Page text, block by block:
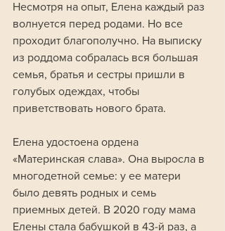
Несмотря на опыт, Елена каждый раз
волнуется перед родами. Но все
проходит благополучно. На выписку
из роддома собралась вся большая
семья, братья и сестры пришли в
голубых одеждах, чтобы
приветствовать нового брата.
Елена удостоена ордена
«Материнская слава». Она выросла в
многодетной семье: у ее матери
было девять родных и семь
приемных детей. В 2020 году мама
Елены стала бабушкой в 43-й раз, а